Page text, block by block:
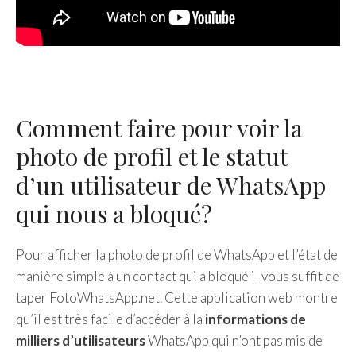
Comment faire pour voir la
photo de profil et le statut
d’un utilisateur de WhatsApp
qui nous a bloqué?
Pour afficher la photo de profil de WhatsApp et l’état de
manière simple à un contact qui a bloqué il vous suffit de
taper FotoWhatsApp.net. Cette application web montre
qu’il est très facile d’accéder à la informations de
milliers d’utilisateursWhatsApp qui n’ont pas mis de